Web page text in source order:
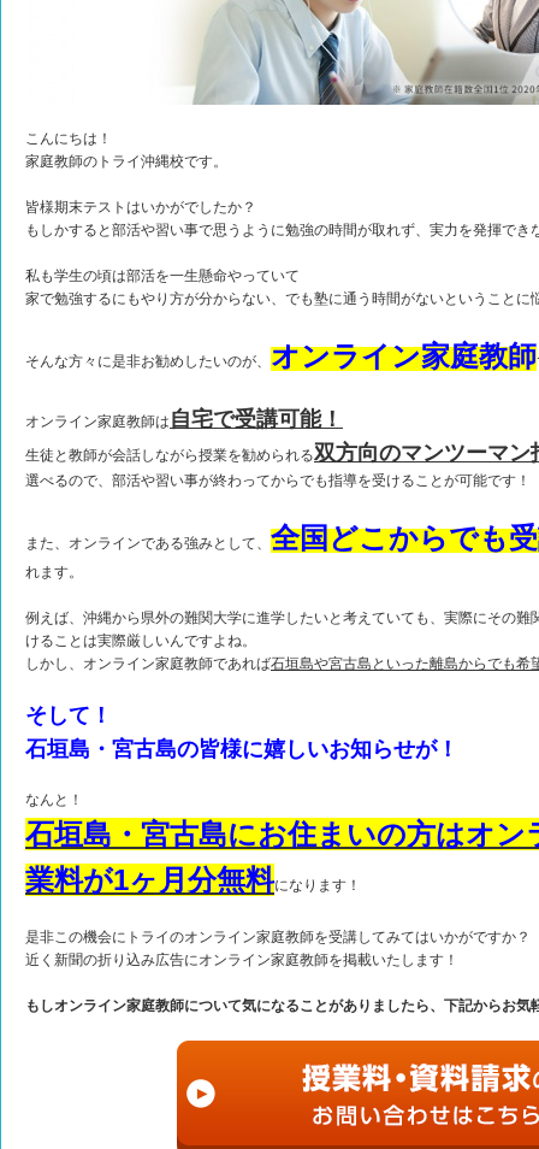
こんにちは！
家庭教師のトライ沖縄校です。
皆様期末テストはいかがでしたか？
もしかすると部活や習い事で思うように勉強の時間が取れず、実力を発揮で
私も学生の頃は部活を一生懸命やっていて
家で勉強するにもやり方が分からない、でも塾に通う時間がないということに
そんな方々に是非お勧めしたいのが、 オンライン家庭教師
オンライン家庭教師は 自宅で受講可能！
生徒と教師が会話しながら授業を勧められる双方向のマンツーマン
選べるので、部活や習い事が終わってからでも指導を受けることが可能です！
また、オンラインである強みとして、 全国どこからでも
れます。
例えば、沖縄から県外の難関大学に進学したいと考えていても、実際にその
けることは実際厳しいんですよね。
しかし、オンライン家庭教師であれば石垣島や宮古島といった離島からでも希
そして！
石垣島・宮古島の皆様に嬉しいお知らせが！
なんと！
石垣島・宮古島にお住まいの方はオン
業料が1ヶ月分無料になります！
是非この機会にトライのオンライン家庭教師を受講してみてはいかがですか？
近く新聞の折り込み広告にオンライン家庭教師を掲載いたします！
もしオンライン家庭教師について気になることがありましたら、下記からお気